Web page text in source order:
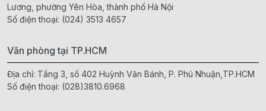
Lương, phường Yên Hòa, thành phố Hà Nội
Số điện thoại: (024) 3513 4657
Văn phòng tại TP.HCM
Địa chỉ: Tầng 3, số 402 Huỳnh Văn Bánh, P. Phú Nhuận,TP.HCM
Số điện thoại: (028)3810.6968